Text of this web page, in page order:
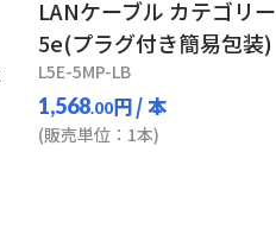
LANケーブル カテゴリー
5e(プラグ付き簡易包装)
L5E-5MP-LB
1,568.00円/ 本
(販売単位：1本)